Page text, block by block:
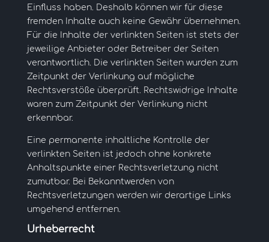
Einfluss haben. Deshalb können wir für diese
fremden Inhalte auch keine Gewähr übernehmen.
Für die Inhalte der verlinkten Seiten ist stets der
jeweilige Anbieter oder Betreiber der Seiten
verantwortlich. Die verlinkten Seiten wurden zum
Zeitpunkt der Verlinkung auf mögliche
Rechtsverstöße überprüft. Rechtswidrige Inhalte
waren zum Zeitpunkt der Verlinkung nicht
erkennbar.
Eine permanente inhaltliche Kontrolle der
verlinkten Seiten ist jedoch ohne konkrete
Anhaltspunkte einer Rechtsverletzung nicht
zumutbar. Bei Bekanntwerden von
Rechtsverletzungen werden wir derartige Links
umgehend entfernen.
Urheberrecht